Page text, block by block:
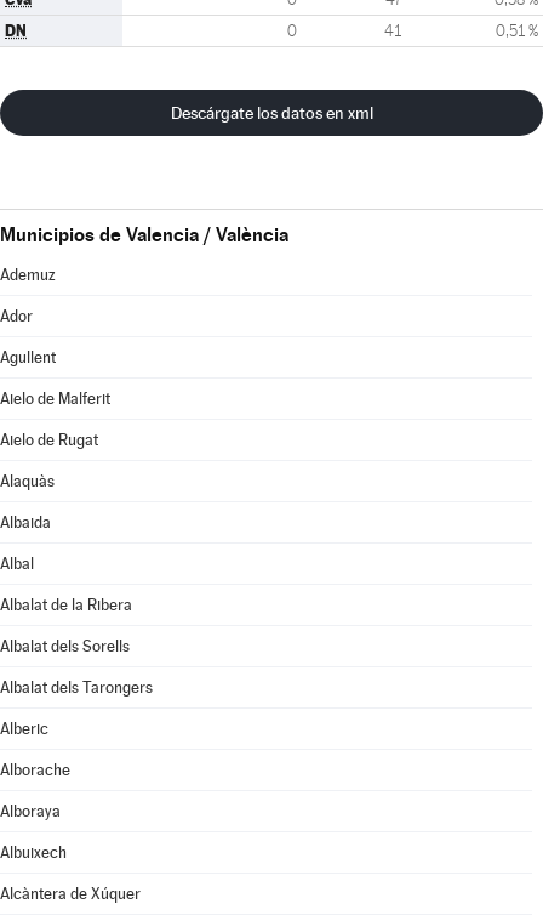
DN 0 41 0,51 %
Descárgate los datos en xml
Municipios de Valencia / València
Ademuz
Ador
Agullent
Aielo de Malferit
Aielo de Rugat
Alaquàs
Albaida
Albal
Albalat de la Ribera
Albalat dels Sorells
Albalat dels Tarongers
Alberic
Alborache
Alboraya
Albuixech
Alcàntera de Xúquer